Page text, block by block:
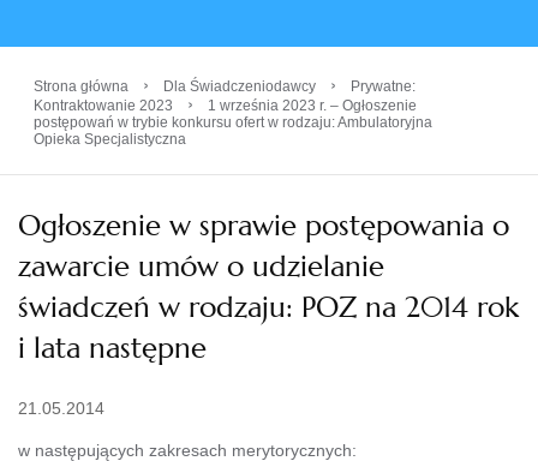
Strona główna › Dla Świadczeniodawcy ›
Prywatne:
Kontraktowanie 2023
›
1 września 2023 r. – Ogłoszenie
postępowań w trybie konkursu ofert w rodzaju: Ambulatoryjna
Opieka Specjalistyczna
Ogłoszenie w sprawie postępowania o
zawarcie umów o udzielanie
świadczeń w rodzaju: POZ na 2014 rok
i lata następne
21.05.2014
w następujących zakresach merytorycznych: